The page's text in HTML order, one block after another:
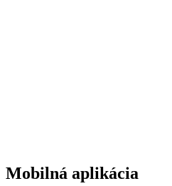
Mobilná aplikácia